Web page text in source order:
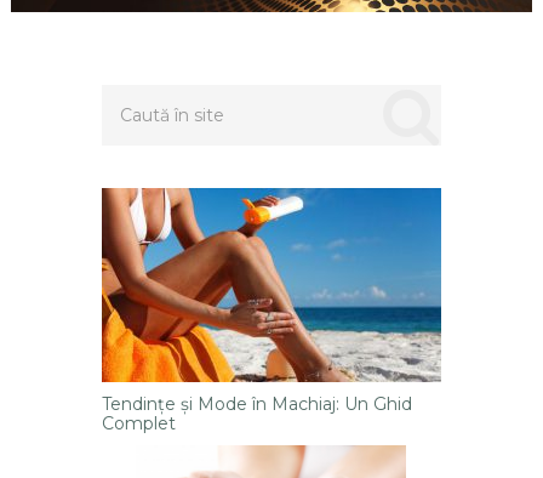
Tendințe și Mode în Machiaj: Un Ghid
Complet